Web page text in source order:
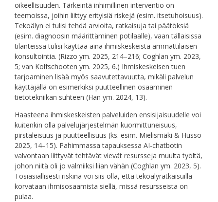
oikeellisuuden. Tärkeintä inhimillinen interventio on
teemoissa, joihin liittyy erityisiä riskejä (esim. itsetuhoisuus).
Tekoälyn ei tulisi tehdä arvioita, ratkaisuja tai päätöksiä
(esim. diagnoosin määrittäminen potilaalle), vaan tällaisissa
tilanteissa tulisi käyttää aina ihmiskeskeistä ammattilaisen
konsultointia. (Rizzo ym. 2025, 214–216; Coghlan ym. 2023,
5; van Kolfschooten ym. 2025, 6.) Ihmiskeskeisen tuen
tarjoaminen lisää myös saavutettavuutta, mikäli palvelun
käyttäjällä on esimerkiksi puutteellinen osaaminen
tietotekniikan suhteen (Han ym. 2024, 13).
Haasteena ihmiskeskeisten palveluiden ensisijaisuudelle voi
kuitenkin olla palvelujärjestelmän kuormittuneisuus,
pirstaleisuus ja puutteellisuus (ks. esim. Mielismäki & Husso
2025, 14–15). Pahimmassa tapauksessa AI-chatbotin
valvontaan liittyvät tehtävät vievät resursseja muulta työltä,
johon niitä oli jo valmiiksi liian vähän (Coghlan ym. 2023, 5).
Tosiasiallisesti riskinä voi siis olla, että tekoälyratkaisuilla
korvataan ihmisosaamista siellä, missä resursseista on
pulaa.